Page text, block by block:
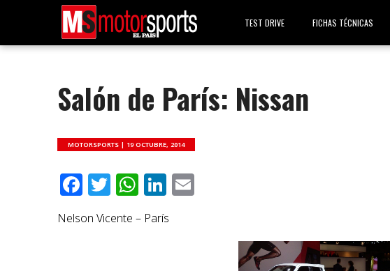
TEST DRIVE FICHAS TÉCNICAS
Salón de París: Nissan
MOTORSPORTS | 19 OCTUBRE, 2014
Facebook
Twitter
WhatsApp
LinkedIn
Nelson Vicente – París